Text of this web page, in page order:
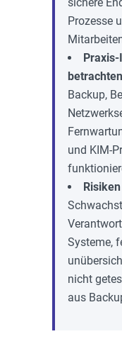
Prozesse
Backup,
und KIM-
Systeme,
nicht
aus